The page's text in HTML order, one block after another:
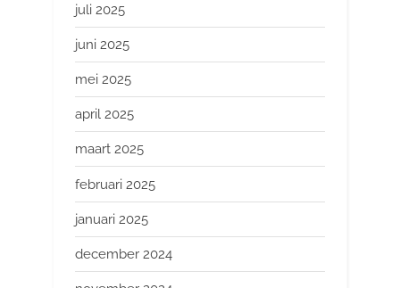
juli 2025
juni 2025
mei 2025
april 2025
maart 2025
februari 2025
januari 2025
december 2024